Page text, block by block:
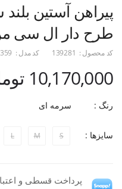
پیراهن آستین
طرح دار ال سی
کد محصول : 139281 کد مدل :
10,170,000 تومان
رنگ : سرمه ای
سایزها : S
M
L
پرداخت قسطی و